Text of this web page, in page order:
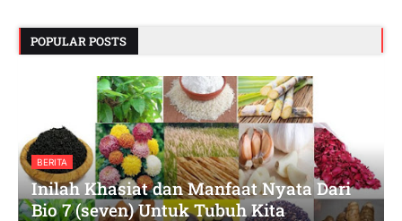
POPULAR POSTS
BERITA
Inilah Khasiat dan Manfaat Nyata Dari
Bio 7 (seven) Untuk Tubuh Kita